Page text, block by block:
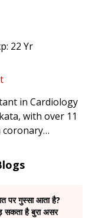
22 Yr
in Cardiology
with over 11
coronary
पर गुस्सा आता है?
सकता है बुरा असर